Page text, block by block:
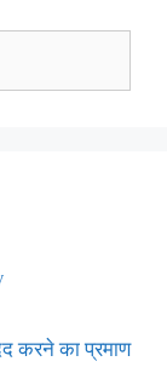
करने का प्रमाण